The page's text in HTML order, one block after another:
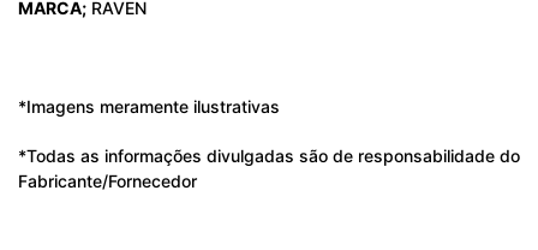
MARCA; RAVEN
*Imagens meramente ilustrativas
*Todas as informações divulgadas são de responsabilidade do
Fabricante/Fornecedor